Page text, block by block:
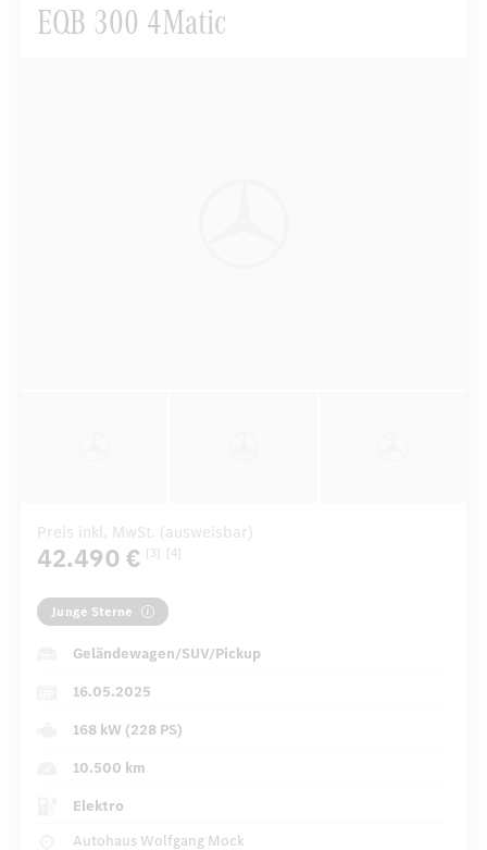
EQB 300 4Matic
Preis inkl. MwSt. (ausweisbar)
42.490 € [3] [4]
Junge Sterne
Geländewagen/SUV/Pickup
16.05.2025
168 kW (228 PS)
10.500 km
Elektro
Autohaus Wolfgang Mock